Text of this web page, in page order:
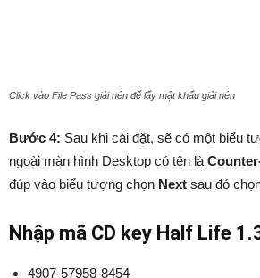
Click vào File Pass giải nén để lấy mật khẩu giải nén
Bước 4: Sau khi cài đặt, sẽ có một biểu
ngoài màn hình Desktop có tên là
đúp vào biểu tượng chọn Next sau đó
Nhập mã CD key Half Life
4907-57958-8454